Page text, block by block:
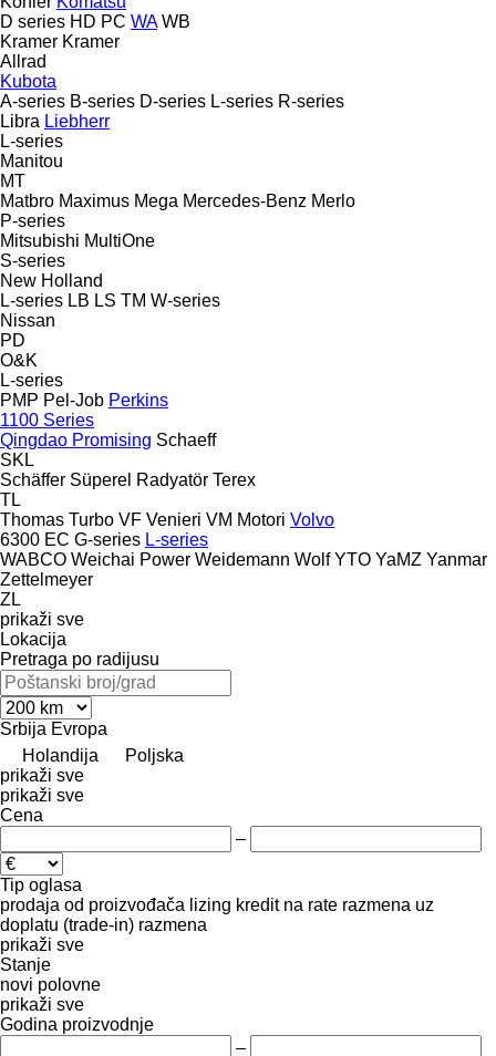
D series HD PC WA WB
Kramer Kramer
Allrad
Kubota
A-series B-series D-series L-series R-series
Libra Liebherr
L-series
Manitou
MT
Matbro Maximus Mega Mercedes-Benz Merlo
P-series
Mitsubishi MultiOne
S-series
New Holland
L-series LB LS TM W-series
Nissan
PD
O&K
L-series
PMP Pel-Job Perkins
1100 Series
Qingdao Promising Schaeff
SKL
Schäffer Süperel Radyatör Terex
TL
Thomas Turbo VF Venieri VM Motori Volvo
6300 EC G-series L-series
WABCO Weichai Power Weidemann Wolf YTO YaMZ Yanmar
Zettelmeyer
ZL
prikaži sve
Lokacija
Pretraga po radijusu
Srbija Evropa
Holandija
Poljska
prikaži sve
prikaži sve
Cena
–
Tip oglasa
prodaja od proizvođača lizing kredit na rate razmena uz
doplatu (trade-in) razmena
prikaži sve
Stanje
novi polovne
prikaži sve
Godina proizvodnje
–